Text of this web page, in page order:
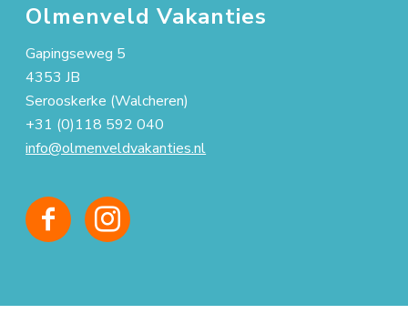
Olmenveld Vakanties
Gapingseweg 5
4353 JB
Serooskerke (Walcheren)
+31 (0)118 592 040
info@olmenveldvakanties.nl